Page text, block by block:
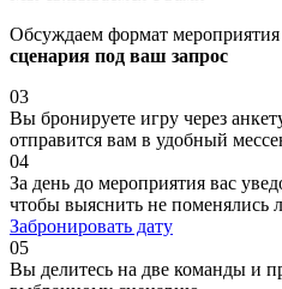
Обсуждаем формат
сценария под ваш запрос
03
Вы бронируете игру через
отправится вам в удобный
04
За день до мероприятия вас
чтобы выяснить не поменялись
Забронировать дату
05
Вы делитесь на две команды и